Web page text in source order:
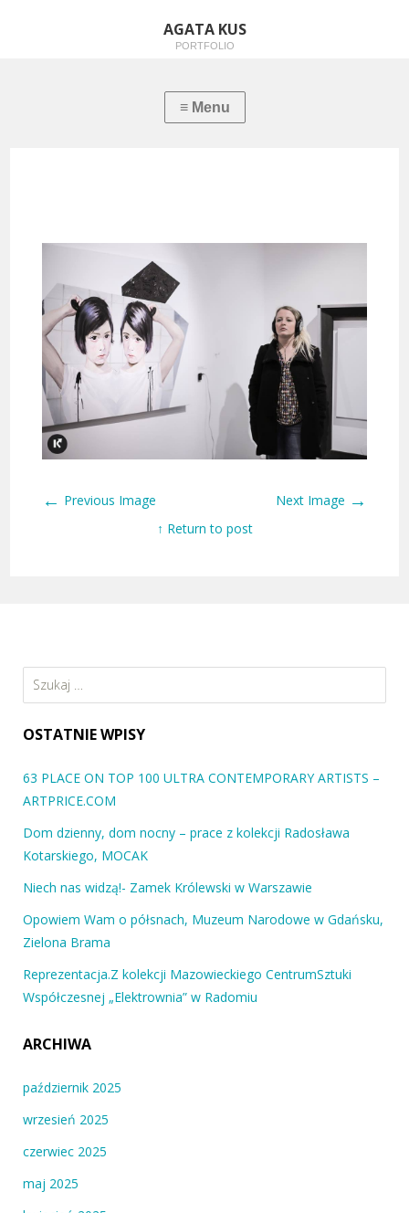
AGATA KUS
PORTFOLIO
← Previous Image Next Image →
↑ Return to post
Szukaj:
OSTATNIE WPISY
63 PLACE ON TOP 100 ULTRA CONTEMPORARY ARTISTS –
ARTPRICE.COM
Dom dzienny, dom nocny – prace z kolekcji Radosława
Kotarskiego, MOCAK
Niech nas widzą!- Zamek Królewski w Warszawie
Opowiem Wam o półsnach, Muzeum Narodowe w Gdańsku,
Zielona Brama
Reprezentacja.Z kolekcji Mazowieckiego CentrumSztuki
Współczesnej „Elektrownia” w Radomiu
ARCHIWA
październik 2025
wrzesień 2025
czerwiec 2025
maj 2025